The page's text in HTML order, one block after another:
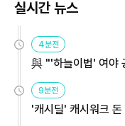
실시간 뉴스
4분전
與 "'하늘이법' 여야
9분전
'캐시딜' 캐시워크